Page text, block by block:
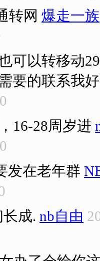
转网 爆走一族
可以转移动
要的联系我
0
16-28周岁进
0
发在老年群
成. nb自由